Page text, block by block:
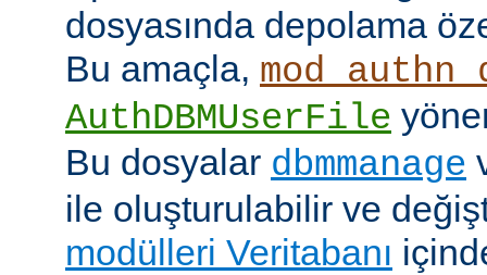
dosyasında depolama
Bu amaçla,
AuthDBMUserFile
Bu dosyalar dbmmanage
ile oluşturulabilir ve
modülleri Veritabanı